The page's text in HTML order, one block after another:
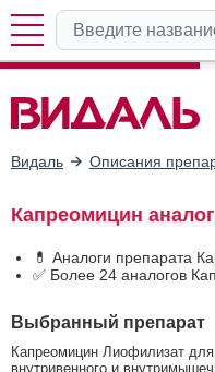
Видаль Описания
Капреомицин
💊 Аналоги препарата
✅ Более 24 аналогов
Выбранный препарат
Капреомицин Лиофилизат
внутривенного и